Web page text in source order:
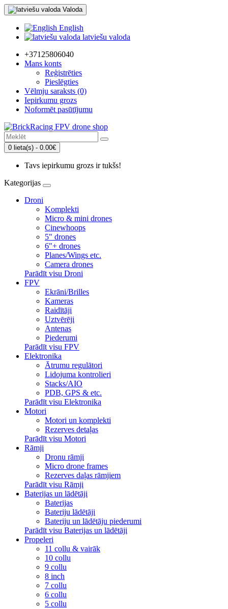
Valoda
English
latviešu valoda
+37125806040
Mans konts
Reģistrēties
Pieslēgties
Vēlmju saraksts (0)
Iepirkumu grozs
Noformēt pasūtījumu
0 lieta(s) - 0.00€
Tavs iepirkumu grozs ir tukšs!
Kategorijas
Droni
Komplekti
Micro & mini drones
Cinewhoops
5" drones
6"+ drones
Planes/Wings etc.
Camera drones
Parādīt visu Droni
FPV
Ekrāni/Brilles
Kameras
Raidītāji
Uztvērēji
Antenas
Piederumi
Parādīt visu FPV
Elektronika
Ātrumu regulātori
Lidojuma kontrolieri
Stacks/AIO
PDB, GPS & etc.
Parādīt visu Elektronika
Motori
Motori un komplekti
Rezerves detaļas
Parādīt visu Motori
Rāmji
Dronu rāmji
Micro drone frames
Rezerves daļas rāmjiem
Parādīt visu Rāmji
Baterijas un lādētāji
Baterijas
Bateriju lādētāji
Bateriju un lādētāju piederumi
Parādīt visu Baterijas un lādētāji
Propeleri
11 collu & vairāk
10 collu
9 collu
8 inch
7 collu
6 collu
5 collu